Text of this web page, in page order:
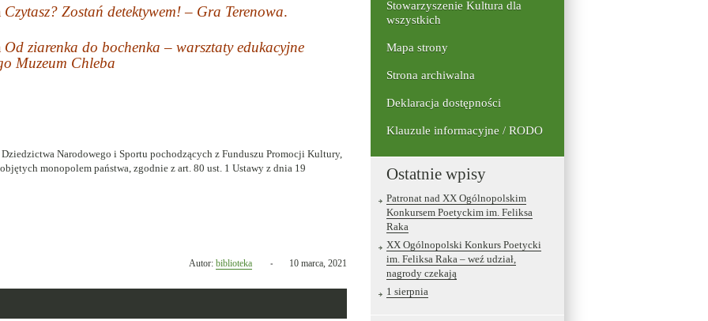
Czytasz? Zostań detektywem! – Gra Terenowa.
Od ziarenka do bochenka – warsztaty edukacyjne
Muzeum Chleba
Narodowego i Sportu pochodzących z Funduszu Promocji Kultury,
monopolem państwa, zgodnie z art. 80 ust. 1 Ustawy z dnia 19
Autor: bibliotekaOpublikowano
dniu
10 marca, 2021
Stowarzyszenie Kultura dla
wszystkich
Mapa strony
Strona archiwalna
Deklaracja dostępności
Klauzule informacyjne / RODO
Ostatnie wpisy
Patronat nad XX Ogólnopolskim
Konkursem Poetyckim im. Feliksa
Raka
XX Ogólnopolski Konkurs Poetycki
im. Feliksa Raka – weź udział,
nagrody czekają
1 sierpnia